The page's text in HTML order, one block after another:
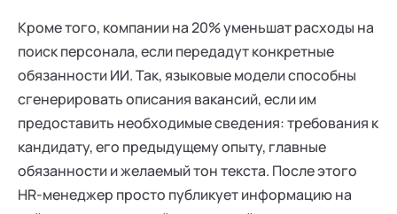
Кроме того, компании на 20% уменьшат расходы на
поиск персонала, если передадут конкретные
обязанности ИИ. Так, языковые модели способны
сгенерировать описания вакансий, если им
предоставить необходимые сведения: требования к
кандидату, его предыдущему опыту, главные
обязанности и желаемый тон текста. После этого
HR-менеджер просто публикует информацию на